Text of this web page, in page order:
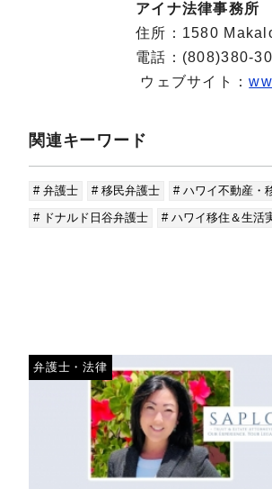
アイナ法律事務所
住所：1580
電話：
ウェブサイト：
関連キーワード
# 弁護士 # 移民弁護士 # ハワイ不動産・
# ドナルド日谷弁護士
# ハワイ移住＆生活
弁護士・法律